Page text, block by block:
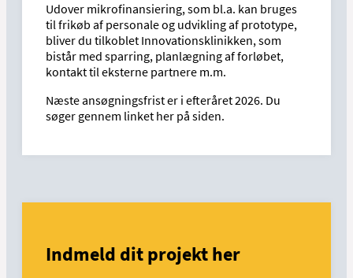
Udover mikrofinansiering, som bl.a. kan bruges
til frikøb af personale og udvikling af prototype,
bliver du tilkoblet Innovationsklinikken, som
bistår med sparring, planlægning af forløbet,
kontakt til eksterne partnere m.m.
Næste ansøgningsfrist er i efteråret 2026. Du
søger gennem linket her på siden.
Indmeld dit projekt her